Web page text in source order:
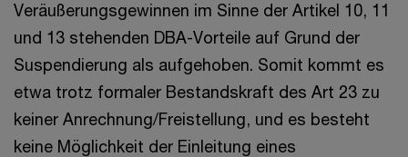
Veräußerungsgewinnen im Sinne der Artikel 10, 11
und 13 stehenden DBA-Vorteile auf Grund der
Suspendierung als aufgehoben. Somit kommt es
etwa trotz formaler Bestandskraft des Art 23 zu
keiner Anrechnung/Freistellung, und es besteht
keine Möglichkeit der Einleitung eines